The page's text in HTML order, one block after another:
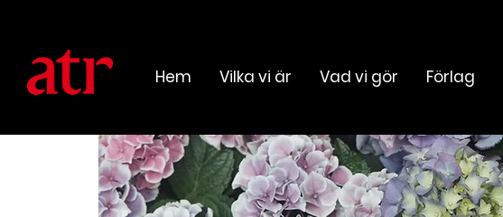
Hem Vilka vi är Vad vi gör Förlag